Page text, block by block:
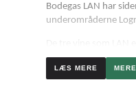
Bodegas LAN har
underområderne
stavene er af fransk
Essensen af LAN